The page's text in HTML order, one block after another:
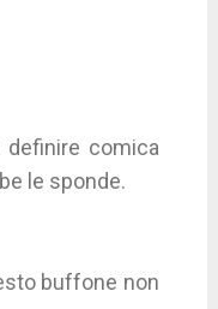
comica
le sponde.
buffone non